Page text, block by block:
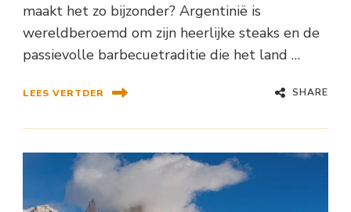
maakt het zo bijzonder? Argentinië is
wereldberoemd om zijn heerlijke steaks en de
passievolle barbecuetraditie die het land …
LEES VERTDER SHARE